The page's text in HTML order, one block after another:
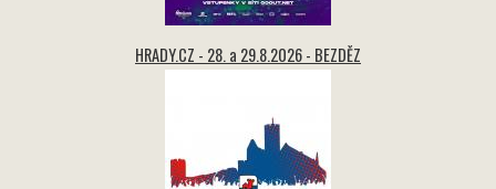
HRADY.CZ - 28. a 29.8.2026 - BEZDĚZ